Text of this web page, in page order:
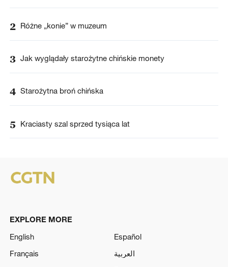
2 Różne „konie” w muzeum
3 Jak wyglądały starożytne chińskie monety
4 Starożytna broń chińska
5 Kraciasty szal sprzed tysiąca lat
EXPLORE MORE
English
Español
Français
العربية